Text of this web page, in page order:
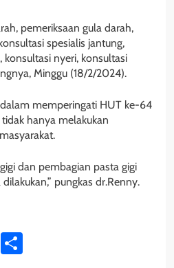
pemeriksaan gula darah,
spesialis jantung,
konsultasi nyeri, konsultasi
Minggu (18/2/2024).
memperingati HUT ke-64
hanya melakukan
dan pembagian pasta gigi
pungkas dr.Renny.
X